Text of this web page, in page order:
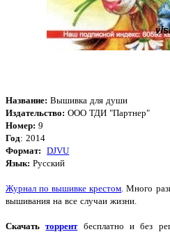
Название: Вышивка для души
Издательство: ООО ТДИ "Партнер"
Номер: 9
Год: 2014
Формат:
DJVU
Язык:Русский
Журнал повышивке крестом . Много
вышивания на все случаи жизни.
Скачатьторрентбесплатно и без